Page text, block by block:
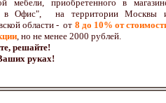
мебели, приобретенного в
в Офис", на территории Москвы
области - от 8 до 10% от
, но не менее 2000 рублей.
решайте!
руках!